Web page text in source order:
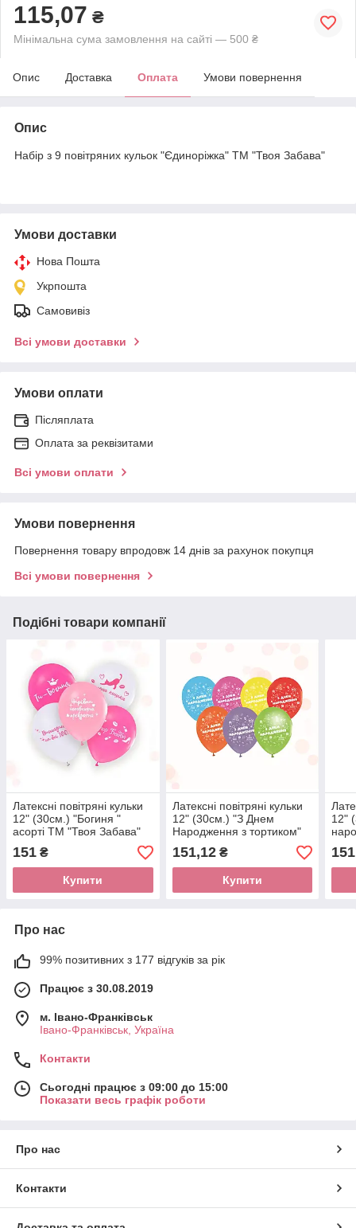
115,07 ₴
Мінімальна сума замовлення на сайті — 500 ₴
Опис Доставка Оплата Умови повернення
Опис
Набір з 9 повітряних кульок "Єдиноріжка" ТМ "Твоя Забава"
Умови доставки
Нова Пошта
Укрпошта
Самовивіз
Всі умови доставки
Умови оплати
Післяплата
Оплата за реквізитами
Всі умови оплати
Умови повернення
Повернення товару впродовж 14 днів за рахунок покупця
Всі умови повернення
Подібні товари компанії
Латексні повітряні кульки
12" (30см.) "Богиня "
асорті ТМ "Твоя Забава"
50шт.
151 ₴
Купити
Латексні повітряні кульки
12" (30см.) "З Днем
Народження з тортиком"
асорті ТМ "Твоя Забава"
50шт./
151,12₴
Купити
12"
151
Про нас
99% позитивних з 177 відгуків за рік
Працює з 30.08.2019
м. Івано-Франківськ
Івано-Франківськ, Україна
Контакти
Сьогодні працює з 09:00 до 15:00
Показати весь графік роботи
Про нас
Контакти